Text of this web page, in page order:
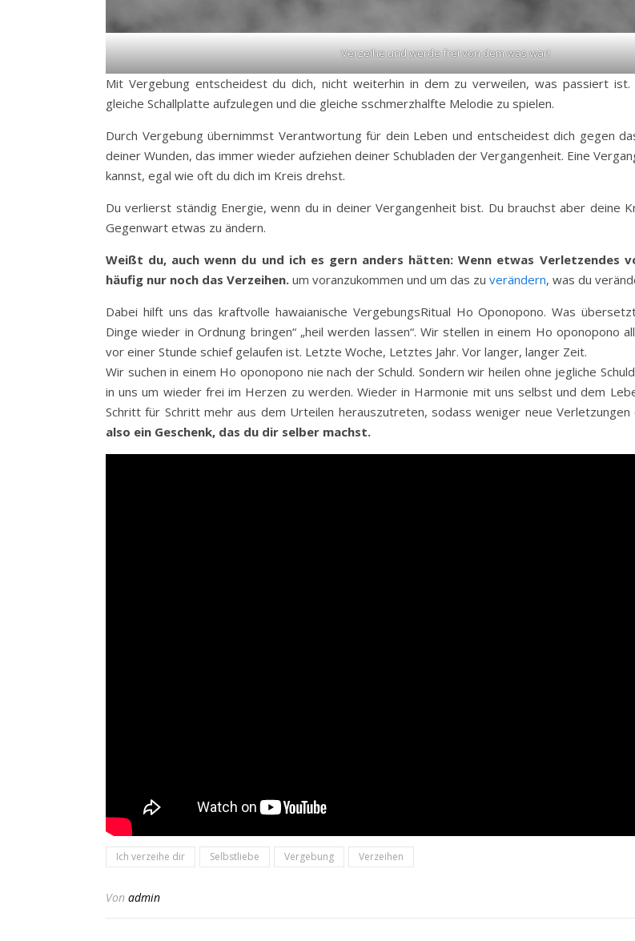
Verzeihe und werde frei von dem was war!
Mit Vergebung entscheidest du dich, nicht weiterhin in dem zu verweilen, was passiert
gleiche Schallplatte aufzulegen und die gleiche sschmerzhalfte Melodie zu spielen.
Durch Vergebung übernimmst Verantwortung für dein Leben und entscheidest dich gegen
deiner Wunden, das immer wieder aufziehen deiner Schubladen der Vergangenheit. Eine
kannst, egal wie oft du dich im Kreis drehst.
Du verlierst ständig Energie, wenn du in deiner Vergangenheit bist. Du brauchst aber deine
Gegenwart etwas zu ändern.
Weißt du, auch wenn du und ich es gern anders hätten: Wenn etwas Verletzendes
häufig nur noch das Verzeihen. um voranzukommen und um das zu verändern, was du
Dabei hilft uns das kraftvolle hawaianische VergebungsRitual Ho Oponopono. Was
Dinge wieder in Ordnung bringen“ „heil werden lassen“. Wir stellen in einem Ho oponopono
vor einer Stunde schief gelaufen ist. Letzte Woche, Letztes Jahr. Vor langer, langer Zeit.
Wir suchen in einem Ho oponopono nie nach der Schuld. Sondern wir heilen ohne jegliche
in uns um wieder frei im Herzen zu werden. Wieder in Harmonie mit uns selbst und dem
Schritt für Schritt mehr aus dem Urteilen herauszutreten, sodass weniger neue Verletzungen
also ein Geschenk, das du dir selber machst.
Ich verzeihe dir Selbstliebe Vergebung Verzeihen
Von admin